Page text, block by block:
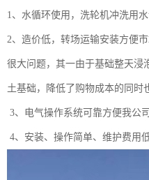
1、水循环使用，洗轮机冲洗用
2、造价低，转场运输安装方便
很大问题，其一由于基础整天浸
土基础，降低了购物成本的同时
3、电气操作系统可靠方便我公
4、安装、操作简单、维护费用低